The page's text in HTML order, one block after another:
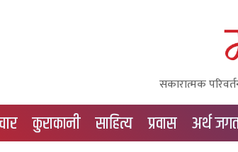
सकारात्मक
कुराकानी साहित्य प्रवास अर्थ